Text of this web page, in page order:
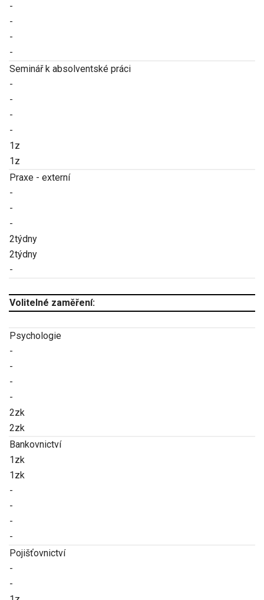
-
-
-
-
Seminář k absolventské práci
-
-
-
-
1z
1z
Praxe - externí
-
-
-
2týdny
2týdny
-
Volitelné zaměření:
Psychologie
-
-
-
-
2zk
2zk
Bankovnictví
1zk
1zk
-
-
-
-
Pojišťovnictví
-
-